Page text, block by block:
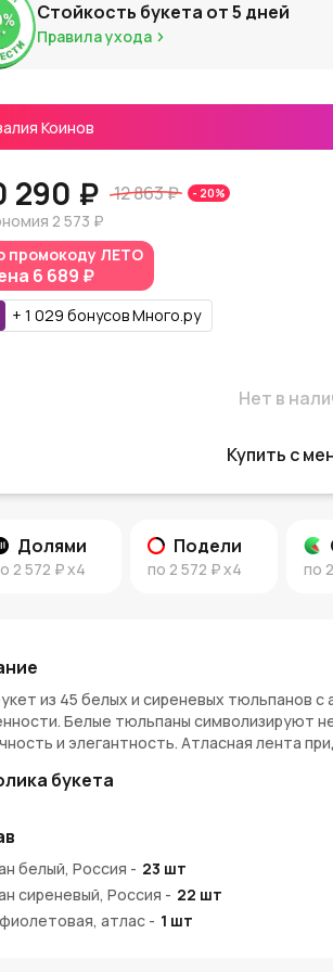
Стойкость букета от5 дней
Правила ухода
Коинов
290 ₽ 12 863 ₽ - 20%
2 573 ₽
промокоду ЛЕТО
6 689 ₽
+ 1 029 бонусовМного.ру
Нет в
Купить с
Долями
2 572 ₽x4
Подели
по 2 572 ₽x4 по
из 45 белых и сиреневых тюльпанов
Белые тюльпаны символизируют
и элегантность. Атласная лента
букета
чувствами. Сиреневые тюльпаны, в свою
и утонченность. Такое сочетание
чувств.
букета
белый, Россия - 23 шт
сиреневый, Россия - 22 шт
атлас - 1 шт